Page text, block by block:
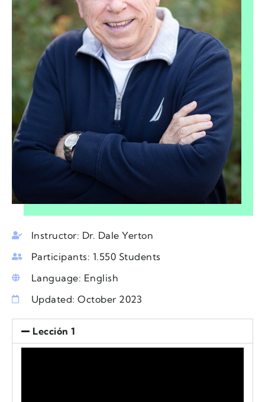
Lección 1
Instructor: Dr. Dale Yerton
Participants: 1.550 Students
Language: English
Updated: October 2023